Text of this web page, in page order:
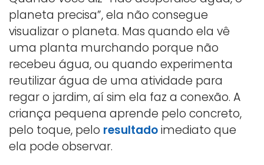
planeta precisa”, ela não consegue
visualizar o planeta. Mas quando ela vê
uma planta murchando porque não
recebeu água, ou quando experimenta
reutilizar água de uma atividade para
regar o jardim, aí sim ela faz a conexão. A
criança pequena aprende pelo concreto,
pelo toque, pelo resultadoimediato que
ela pode observar.